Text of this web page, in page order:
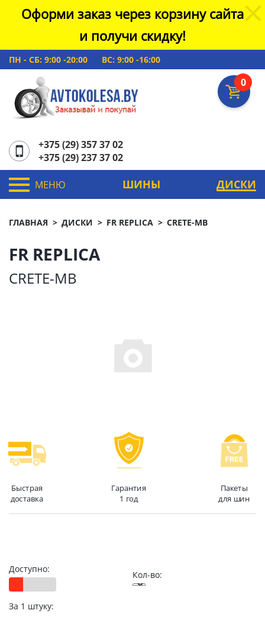
Оформи заказ через корзину сайта
и получи скидку!
ПН - СБ: 9:00 -20:00 ВС: 9:00 -16:00
0
+375 (29) 357 37 02
+375 (29) 237 37 02
МЕНЮ ШИНЫ ДИСКИ
ГЛАВНАЯ ДИСКИ FR REPLICA CRETE-MB
FR REPLICA
CRETE-MB
Быстрая
доставка
Гарантия
1 год
Пакеты
для шин
Доступно:
Кол-во:
За 1 штуку: